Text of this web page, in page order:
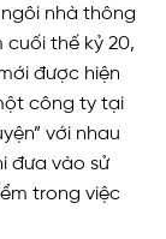
nhà thông
cuối thế kỷ 20,
được hiện
công ty tại
với nhau
đưa vào sử
trong việc